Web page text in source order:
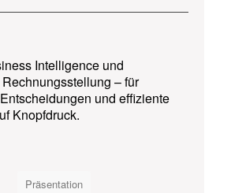
Intelligence und
– für
und effiziente
Knopfdruck.
Präsentation